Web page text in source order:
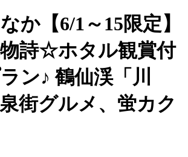
か【6/1～15限定】
詩☆ホタル観賞付
ン♪ 鶴仙渓「川
街グルメ、蛍カク